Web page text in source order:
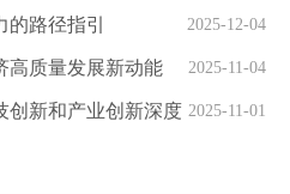
2025-12-04
路径指引
2025-11-04
高质量发展新动能
2025-11-01
创新和产业创新深度